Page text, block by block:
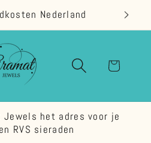
Nederland
Jewels het adres voor je
RVS sieraden